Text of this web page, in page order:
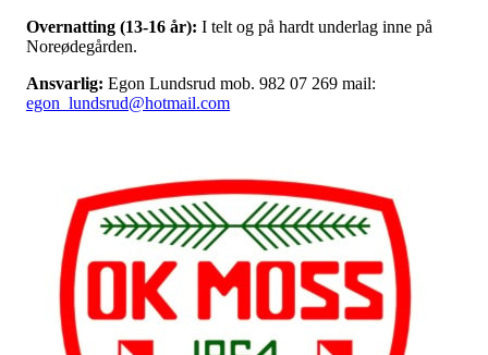
Overnatting (13-16 år): I telt og på hardt underlag inne på
Noreødegården.
Ansvarlig: Egon Lundsrud mob. 982 07 269 mail:
egon_lundsrud@hotmail.com